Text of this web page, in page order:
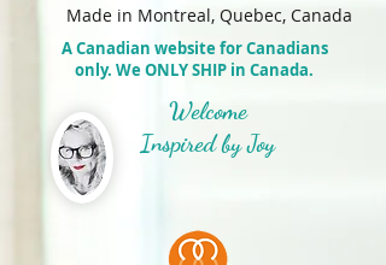
Made in Montreal, Quebec, Canada
A Canadian website for Canadians
only. We ONLY SHIP in Canada.
Welcome
Inspired by Joy